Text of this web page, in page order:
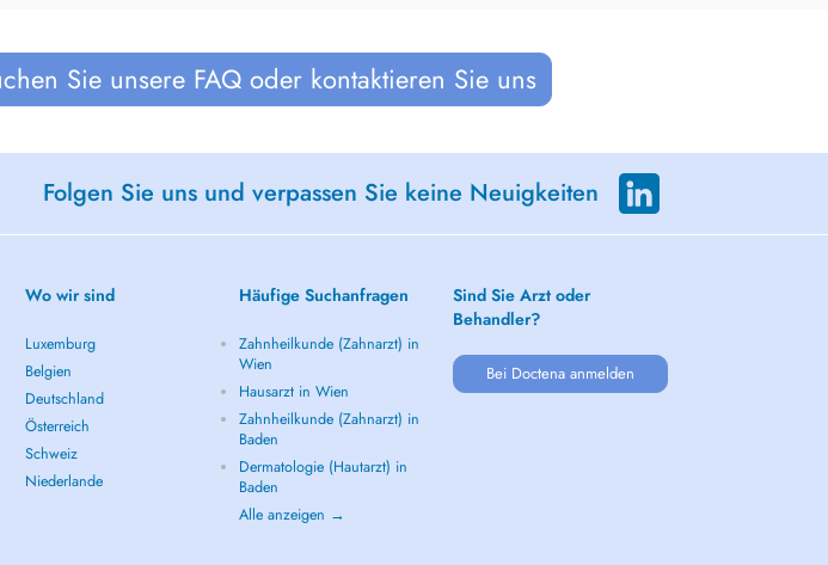
Sie unsere FAQ oder kontaktieren Sie uns
Folgen Sie uns und verpassen Sie keine Neuigkeiten
Wo wir sind
Luxemburg
Belgien
Deutschland
Österreich
Schweiz
Niederlande
Häufige Suchanfragen
Zahnheilkunde (Zahnarzt) in
Wien
Hausarzt in Wien
Zahnheilkunde (Zahnarzt) in
Baden
Dermatologie (Hautarzt) in
Baden
Alle anzeigen →
Sind Sie Arzt oder
Behandler?
Bei Doctena anmelden